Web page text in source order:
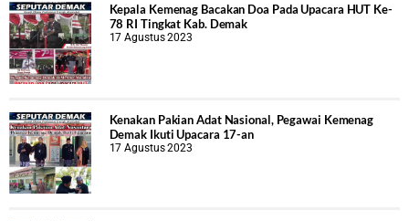
Kepala Kemenag Bacakan Doa Pada Upacara HUT Ke-
78 RI Tingkat Kab. Demak
17 Agustus 2023
Kenakan Pakian Adat Nasional, Pegawai Kemenag
Demak Ikuti Upacara 17-an
17 Agustus 2023